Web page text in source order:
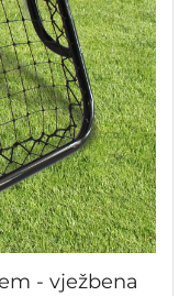
- vježbena